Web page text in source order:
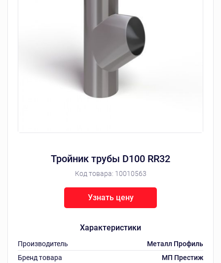
Тройник трубы D100 RR32
Код товара: 10010563
Характеристики
Производитель
Металл Профиль
Бренд товара
МП Престиж
Узнать цену